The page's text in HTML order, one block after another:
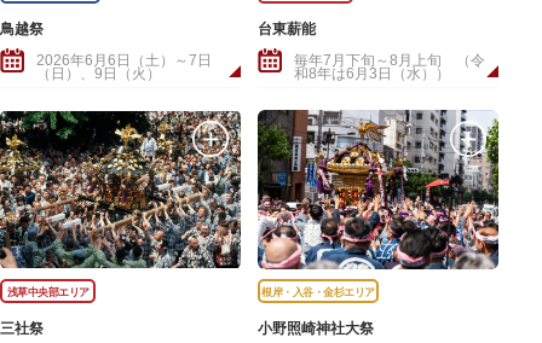
鳥越祭
2026年6月6日（土）～7日
（日）、9日（火）
台東薪能
毎年7月下旬～8月上旬 （令
和8年は6月3日（水））
浅草中央部エリア
三社祭
根岸・入谷・金杉エリア
小野照崎神社大祭